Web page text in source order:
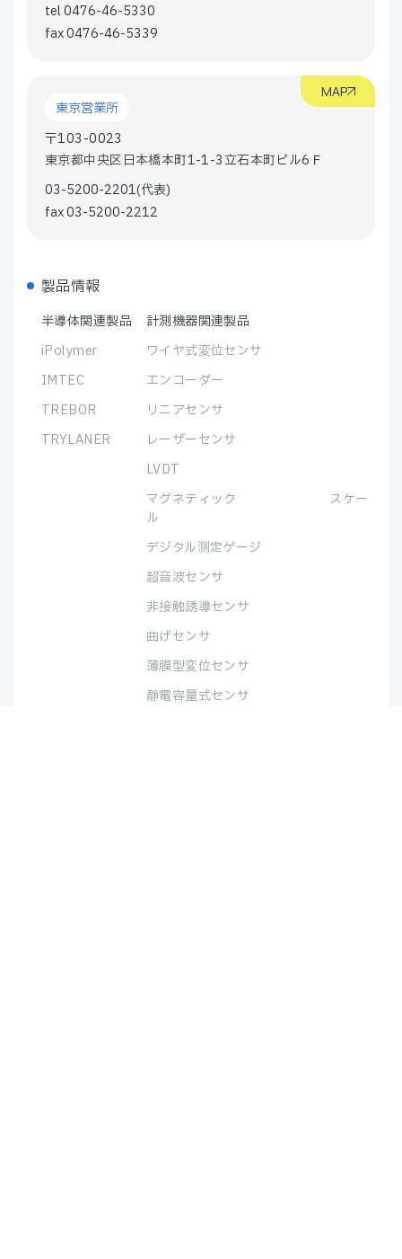
tel 0476-46-5330
fax 0476-46-5339
MAP
東京営業所
〒103-0023
東京都中央区日本橋本町1-1-3立石本町ビル6Ｆ
03-5200-2201(代表)
fax 03-5200-2212
製品情報
半導体関連製品
iPolymer
IMTEC
TREBOR
TRYLANER
計測機器関連製品
ワイヤ式変位センサ
エンコーダー
リニアセンサ
レーザーセンサ
LVDT
マグネティック スケー
ル
デジタル測定ゲージ
超音波センサ
非接触誘導センサ
曲げセンサ
薄膜型変位センサ
静電容量式センサ